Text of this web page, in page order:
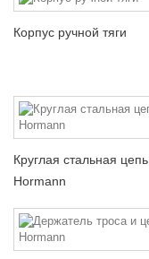
Корпус ручной тяги
Круглая стальная цепь
Hormann